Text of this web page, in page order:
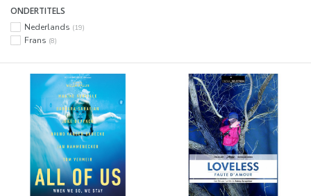
ONDERTITELS
Nederlands (19)
Frans (8)